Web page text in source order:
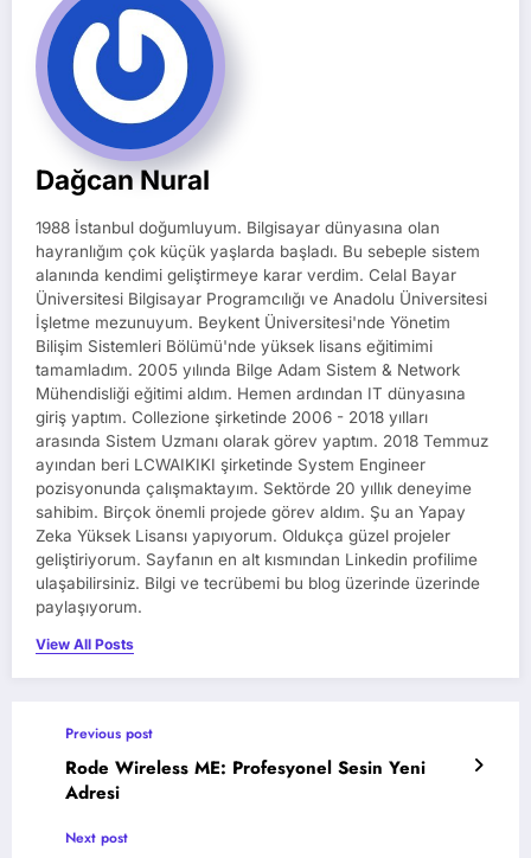
Dağcan Nural
1988 İstanbul doğumluyum. Bilgisayar dünyasına olan
hayranlığım çok küçük yaşlarda başladı. Bu sebeple sistem
alanında kendimi geliştirmeye karar verdim. Celal Bayar
Üniversitesi Bilgisayar Programcılığı ve Anadolu Üniversitesi
İşletme mezunuyum. Beykent Üniversitesi'nde Yönetim
Bilişim Sistemleri Bölümü'nde yüksek lisans eğitimimi
tamamladım. 2005 yılında Bilge Adam Sistem & Network
Mühendisliği eğitimi aldım. Hemen ardından IT dünyasına
giriş yaptım. Collezione şirketinde 2006 - 2018 yılları
arasında Sistem Uzmanı olarak görev yaptım. 2018 Temmuz
ayından beri LCWAIKIKI şirketinde System Engineer
pozisyonunda çalışmaktayım. Sektörde 20 yıllık deneyime
sahibim. Birçok önemli projede görev aldım. Şu an Yapay
Zeka Yüksek Lisansı yapıyorum. Oldukça güzel projeler
geliştiriyorum. Sayfanın en alt kısmından Linkedin profilime
ulaşabilirsiniz. Bilgi ve tecrübemi bu blog üzerinde üzerinde
paylaşıyorum.
View All Posts
Previous post
Rode Wireless ME: Profesyonel Sesin Yeni
Adresi
Next post